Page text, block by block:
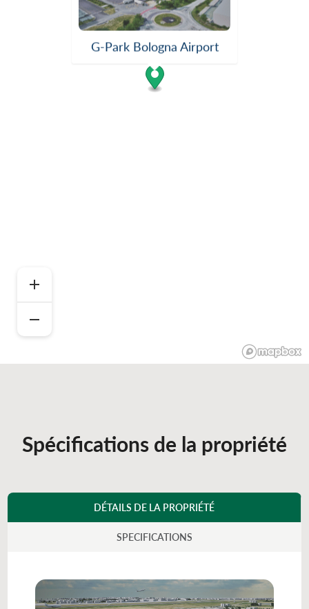
G-Park Bologna Airport
Spécifications de la propriété
DÉTAILS DE LA PROPRIÉTÉ
SPECIFICATIONS